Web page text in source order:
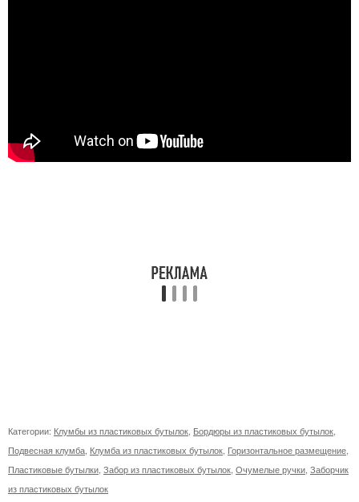
Категории: Клумбы из пластиковых бутылок Бордюры из пластиковых бутылок
Подвесная клумба Клумба из пластиковых бутылок Горизонтальное размещение
Пластиковые бутылки Забор из пластиковых бутылок Очумелые ручки Заборчик
из пластиковых бутылок